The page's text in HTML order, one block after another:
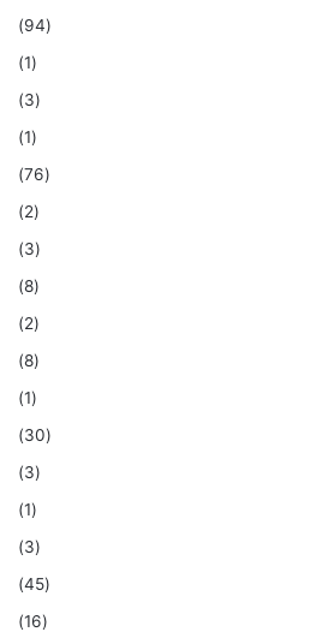
(94)
(1)
(3)
(1)
(76)
(2)
(3)
(8)
(2)
(8)
(1)
(30)
(3)
(1)
(3)
(45)
(16)